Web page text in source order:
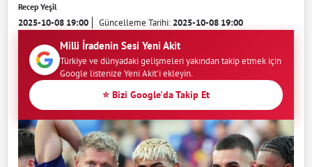
Recep Yeşil
2025-10-08 19:00 Güncelleme Tarihi:2025-10-08 19:00
Milli İradenin Sesi Yeni Akit
Türkiye ve dünyadaki gelişmeleri yakından takip etmek için
Google listenize Yeni Akit'i ekleyin.
⭐ Bizi Google'da Takip Et